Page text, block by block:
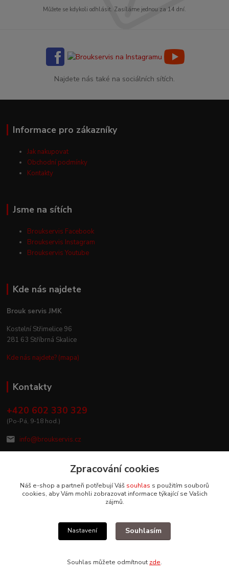
Můžete se kdykoli odhlásit. Zasíláme jednou za 14 dní.
Najdete nás také na sociálních sítích.
Informace pro zákazníky
Jak nakupovat
Obchodní podmínky
Kontakty
Jsme na sítích
Broukservis Facebook
Broukservis Instagram
Broukservis Youtube
Kde nás najdete
Brouk servis JMK
Kostelní Střimelice 96
281 63 Stříbrná Skalice
Kde nás najdete? (mapa)
Kontakty
+420 602 330 329
(Po-Pá, 9-18 hod.)
info@broukservis.cz
Upravit sběr cookies.
Zpracování cookies
Náš e-shop a partneři potřebují Váš souhlas s použitím souborů
cookies, aby Vám mohli zobrazovat informace týkající se Vašich
zájmů.
Nastavení Souhlasím
Souhlas můžete odmítnout zde.